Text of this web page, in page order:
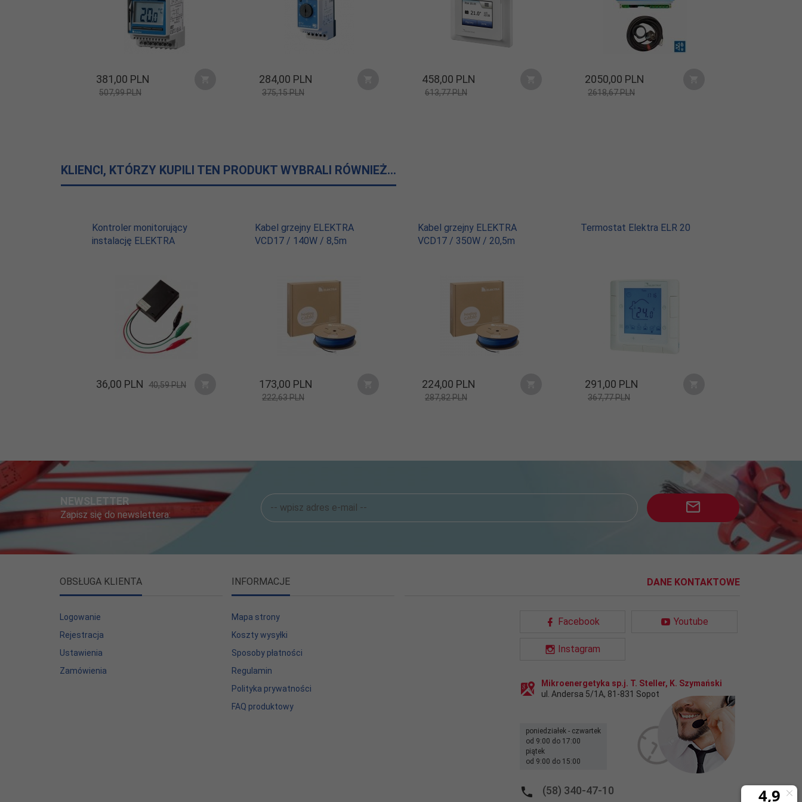
oznakowany:
CE
381,00 PLN
507,99 PLN
284,00 PLN
375,15 PLN
458,00 PLN
613,77 PLN
2050,00 PLN
2618,67 PLN
KLIENCI, KTÓRZY KUPILI TEN PRODUKT WYBRALI RÓWNIEŻ...
Kontroler monitorujący
instalację ELEKTRA
36,00 PLN 40,59 PLN
Kabel grzejny ELEKTRA
VCD17 / 140W / 8,5m
173,00 PLN
222,63 PLN
Kabel grzejny ELEKTRA
VCD17 / 350W / 20,5m
224,00 PLN
287,82 PLN
Termostat Elektra ELR 20
291,00 PLN
367,77 PLN
NEWSLETTER
Zapisz się do newslettera:
OBSŁUGA KLIENTA
Logowanie
Rejestracja
Ustawienia
Zamówienia
INFORMACJE
Mapa strony
Koszty wysyłki
Sposoby płatności
Regulamin
Polityka prywatności
FAQ produktowy
DANE KONTAKTOWE
Facebook Youtube
Instagram
Mikroenergetyka sp.j. T. Steller, K. Szymański
ul. Andersa 5/1A, 81-831 Sopot
poniedziałek - czwartek
od 9:00 do 17:00
piątek
od 9:00 do 15:00
(58) 340-47-10